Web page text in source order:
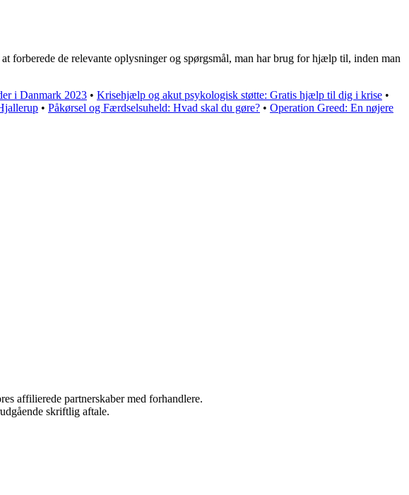
forberede de relevante oplysninger og spørgsmål, man har brug for hjælp til, inden man
i Danmark 2023 • Krisehjælp og akut psykologisk støtte: Gratis hjælp til dig i krise •
• Påkørsel og Færdselsuheld: Hvad skal du gøre? • Operation Greed: En nøjere
affilierede partnerskaber med forhandlere.
skriftlig aftale.